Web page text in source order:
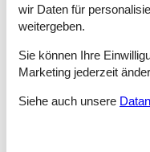
Im Winter locken die
Skigebieten Bolsterlang,
Die Ferienregion Alpsee-
besten Möglichkeiten: In
kostenlose Parkplätze,
wir Daten für
weitergeben.
Sie können Ihre
Marketing jederzeit
Siehe auch unsere